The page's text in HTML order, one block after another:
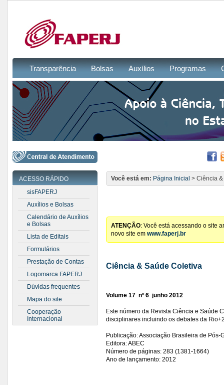
Transparência Bolsas Auxílios Programas
ACESSO RÁPIDO
sisFAPERJ
Auxílios e Bolsas
Calendário de Auxílios
e Bolsas
Lista de Editais
Formulários
Prestação de Contas
Logomarca FAPERJ
Dúvidas frequentes
Mapa do site
Cooperação
Internacional
Você está em: Página Inicial > Ciência
ATENÇÃO: Você está acessando o site
novo site em www.faperj.br
Ciência & Saúde Coletiva
Volume 17  nº 6  junho 2012
Este número da Revista Ciência e Saúde
disciplinares incluindo os debates da
Publicação: Associação Brasileira de
Editora: ABEC
Número de páginas: 283 (1381-1664)
Ano de lançamento: 2012